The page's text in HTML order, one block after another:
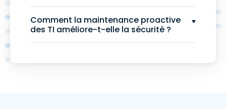
Comment la maintenance proactive
des TI améliore-t-elle la sécurité ?